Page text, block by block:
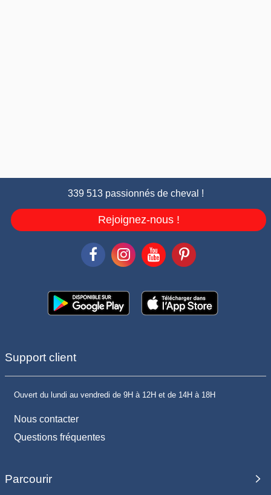
339 513 passionnés de cheval !
Rejoignez-nous !
Support client
Ouvert du lundi au vendredi de 9H à 12H et de 14H à 18H
Nous contacter
Questions fréquentes
Parcourir